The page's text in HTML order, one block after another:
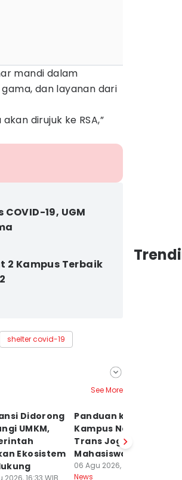
mandi dalam
dan layanan dari
dirujuk ke RSA,”
19, UGM
2 Kampus Terbaik
shelter covid-19
See More
Didorong
UMKM,
Ekosistem
2026, 16:33 WIB
Panduan ke
Kampus Naik
Trans Jogja buat
Mahasiswa Baru
06 Agu 2026, 16:20 WIB
News